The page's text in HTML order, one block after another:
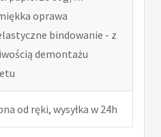
oprawa
bindowanie - z
demontażu
od ręki, wysyłka w 24h